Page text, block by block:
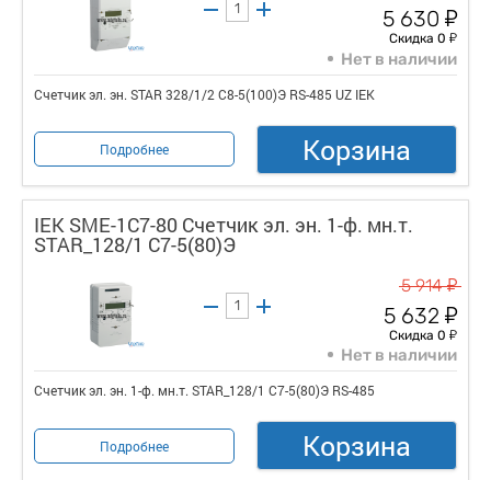
5 630 у
Скидка 0 у
Нет в наличии
Счетчик эл. эн. STAR 328/1/2 С8-5(100)Э RS-485 UZ IEK
Подробнее Корзина
IEK SME-1C7-80 Счетчик эл. эн. 1-ф. мн.т.
STAR_128/1 С7-5(80)Э
5 914у
5 632 у
Скидка 0 у
Нет в наличии
Счетчик эл. эн. 1-ф. мн.т. STAR_128/1 С7-5(80)Э RS-485
Подробнее Корзина